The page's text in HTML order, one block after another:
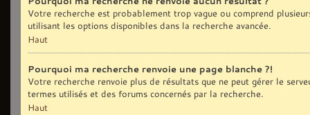
Votre recherche est probablement trop vague ou comprend
utilisant les options disponibles dans la recherche avancée.
Haut
Pourquoi ma recherche renvoie une page blanche ?!
Votre recherche renvoie plus de résultats que ne peut gérer le
termes utilisés et des forums concernés par la recherche.
Haut